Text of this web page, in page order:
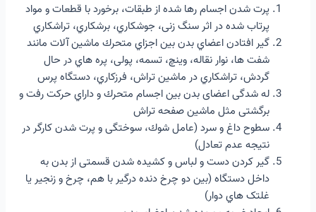
پرت شدن اجسام رها شده از طبقات، برخورد با قطعات و مواد
پرتاب شده در اثر سنگ زنی، جوشکاري، برشکاري، تراشکاري
گیر افتادن اعضاي بدن بین اجزاي متحرك ماشین آلات مانند
شفت ها، نوار نقاله، وینچ، تسمه، پولی، پره هاي در حال
گردش، تراشکاري در ماشین تراش، فرزکاري، دستگاه پرس
له شدگی اعضای بدن بین اجسام متحرك و داراي حرکت رفت و
برگشتی مثل ماشین صفحه تراش
سطوح داغ و سرد (عامل شوك، سوختگی و پرت شدن کارگر در
نتیجه عدم تعادل)
گیر کردن دست و لباس و کشیده شدن قسمتی از بدن به
داخل دستگاه (بین دو چرخ دنده درگیر با هم، چرخ و زنجیر یا
غلتک هاي دوار)